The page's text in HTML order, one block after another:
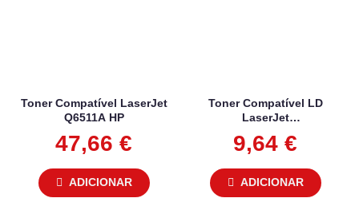
Toner Compatível LaserJet
Q6511A HP
47,66 €
ADICIONAR
Toner Compatível LD
LaserJet
1022 Q2612A HP
9,64 €
ADICIONAR